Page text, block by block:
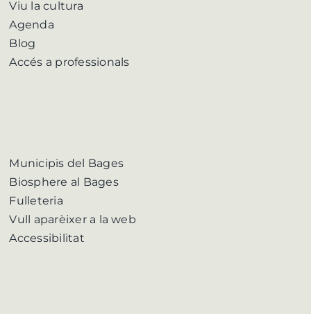
Viu la cultura
Agenda
Blog
Accés a professionals
Municipis del Bages
Biosphere al Bages
Fulleteria
Vull aparèixer a la web
Accessibilitat